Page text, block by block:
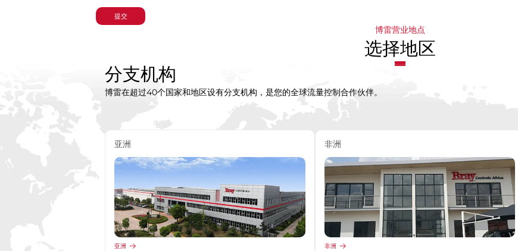
提交
博雷营业地点
选择地区
分支机构
博雷在超过40个国家和地区设有分支机构，是您的全球流量控制合作伙伴。
亚洲
亚洲
非洲
非洲